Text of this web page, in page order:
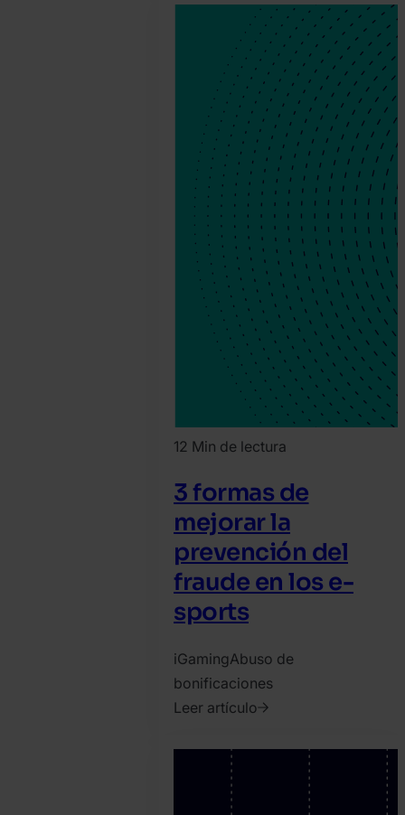
julio
12 Min de lectura
3 formas de
mejorar la
prevención del
fraude en los e-
sports
iGamingAbuso de
bonificaciones
Leer artículo
marzo